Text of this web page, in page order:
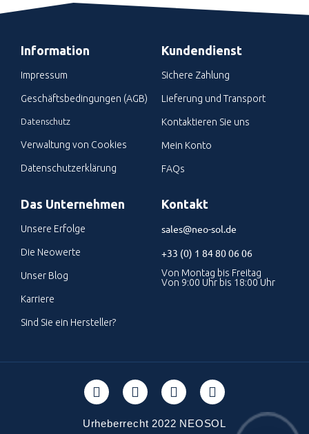
Information
Impressum
Geschäftsbedingungen (AGB)
Datenschutz
Verwaltung von Cookies
Datenschutzerklärung
Kundendienst
Sichere Zahlung
Lieferung und Transport
Kontaktieren Sie uns
Mein Konto
FAQs
Das Unternehmen
Unsere Erfolge
Die Neowerte
Unser Blog
Karriere
Sind Sie ein Hersteller?
Kontakt
sales@neo-sol.de
+33 (0) 1 84 80 06 06
Von Montag bis Freitag
Von 9:00 Uhr bis 18:00 Uhr
Urheberrecht 2022 NEOSOL